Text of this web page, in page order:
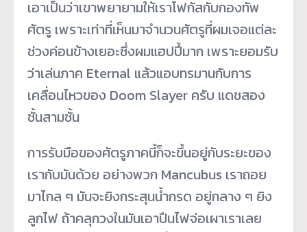
เอาเป็นว่าเขาพยายามให้เราโฟกัสกับกองทัพ
ศัตรู เพราะเท่าที่เห็นมาจำนวนศัตรูที่ผมเจอแต่ละ
ช่วงค่อนข้างเยอะซึ่งผมแฮปปี้มาก เพราะยอมรับ
ว่าเล่นภาค Eternal แล้วแอบทรมานกับการ
เคลื่อนไหวของ Doom Slayer ครับ แดชสอง
ชั้นสามชั้น
การรับมือของศัตรูภาคนี้ก็จะขึ้นอยู่กับระยะของ
เรากับมันด้วย อย่างพวก Mancubus เราถอย
มาไกล ๆ มันจะยิงกระสุนน้ำกรด อยู่กลาง ๆ ยิง
ลูกไฟ ถ้าคลุกวงในมันเอาปืนไฟจ่อเผาเราเลย